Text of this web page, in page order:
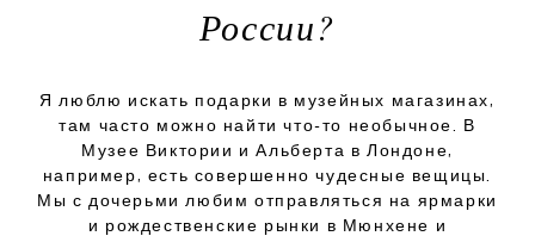
России?
Я люблю искать подарки в музейных магазинах,
там часто можно найти что-то необычное. В
Музее Виктории и Альберта в Лондоне,
например, есть совершенно чудесные вещицы.
Мы с дочерьми любим отправляться на ярмарки
и рождественские рынки в Мюнхене и